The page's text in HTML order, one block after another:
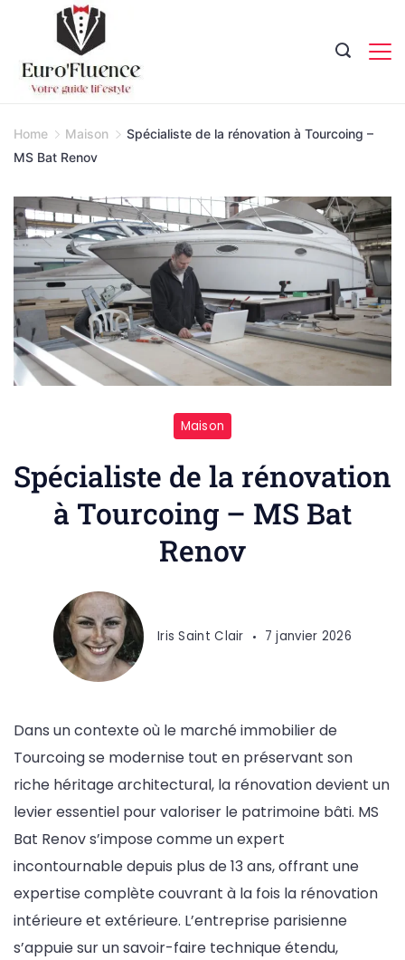
content
Home Maison
Spécialiste de la rénovation à Tourcoing –
MS Bat Renov
Maison
Spécialiste de la rénovation
à Tourcoing – MS Bat
Renov
Iris Saint Clair 7 janvier 2026
Dans un contexte où le marché immobilier de
Tourcoing se modernise tout en préservant son
riche héritage architectural, la rénovation devient un
levier essentiel pour valoriser le patrimoine bâti. MS
Bat Renov s’impose comme un expert
incontournable depuis plus de 13 ans, offrant une
expertise complète couvrant à la fois la rénovation
intérieure et extérieure. L’entreprise parisienne
s’appuie sur un savoir-faire technique étendu,